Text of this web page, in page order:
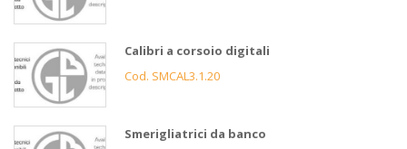
Calibri a corsoio digitali
Cod. SMCAL3.1.20
Smerigliatrici da banco